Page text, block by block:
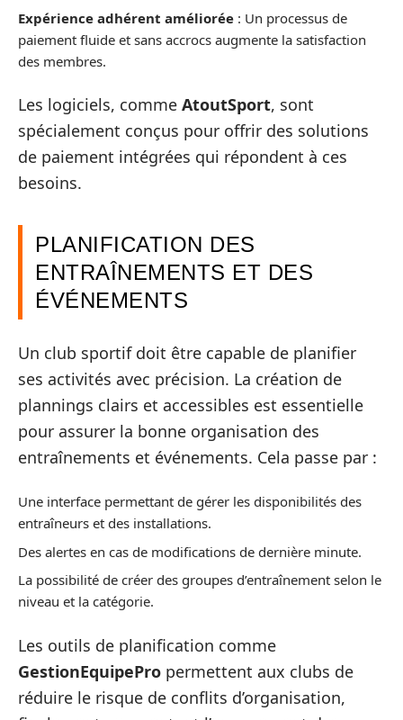
Expérience adhérent améliorée : Un processus de
paiement fluide et sans accrocs augmente la satisfaction
des membres.
Les logiciels, comme AtoutSport, sont
spécialement conçus pour offrir des solutions
de paiement intégrées qui répondent à ces
besoins.
PLANIFICATION DES
ENTRAÎNEMENTS ET DES
ÉVÉNEMENTS
Un club sportif doit être capable de planifier
ses activités avec précision. La création de
plannings clairs et accessibles est essentielle
pour assurer la bonne organisation des
entraînements et événements. Cela passe par :
Une interface permettant de gérer les disponibilités des
entraîneurs et des installations.
Des alertes en cas de modifications de dernière minute.
La possibilité de créer des groupes d’entraînement selon le
niveau et la catégorie.
Les outils de planification comme
GestionEquipePro permettent aux clubs de
réduire le risque de conflits d’organisation,